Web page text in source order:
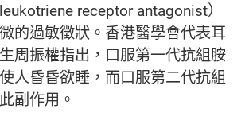
receptor antagonist）
的過敏徵狀。香港醫學會代表耳
周振權指出，口服第一代抗組胺
人昏昏欲睡，而口服第二代抗組
副作用。